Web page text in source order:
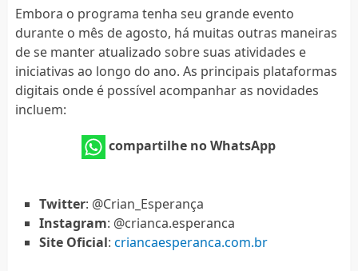
Embora o programa tenha seu grande evento
durante o mês de agosto, há muitas outras maneiras
de se manter atualizado sobre suas atividades e
iniciativas ao longo do ano. As principais plataformas
digitais onde é possível acompanhar as novidades
incluem:
compartilhe no WhatsApp
Twitter: @Crian_Esperança
Instagram: @crianca.esperanca
Site Oficial: criancaesperanca.com.br